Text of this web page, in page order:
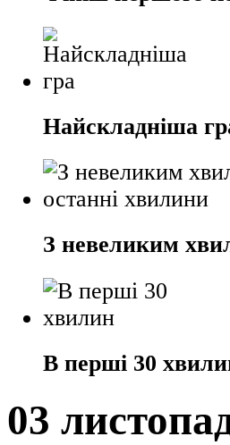
Найскладніша
З невеликим
В перші 30
03